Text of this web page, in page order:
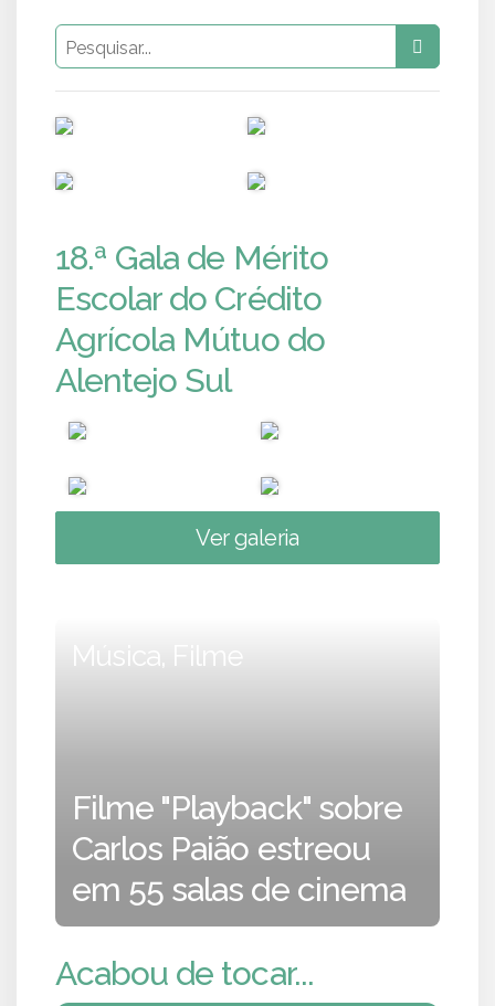
18.ª Gala de Mérito
Escolar do Crédito
Agrícola Mútuo do
Alentejo Sul
Ver galeria
Música, Filme
Filme "Playback" sobre
Carlos Paião estreou
em 55 salas de cinema
Acabou de tocar...